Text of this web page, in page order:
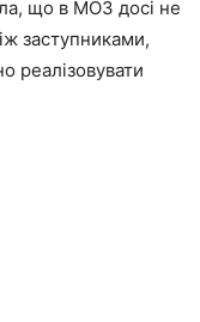
що в МОЗ досі не
заступниками,
реалізовувати